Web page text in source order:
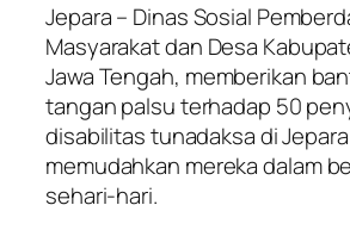
Jepara – Dinas Sosial
Masyarakat dan Desa
Jawa Tengah, memberikan
tangan palsu terhadap 50
disabilitas tunadaksa di
memudahkan mereka dalam
sehari-hari.